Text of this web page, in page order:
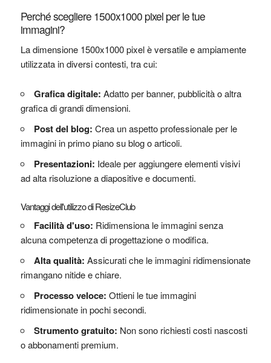
Perché scegliere 1500x1000 pixel per le tue
immagini?
La dimensione 1500x1000 pixel è versatile e ampiamente
utilizzata in diversi contesti, tra cui:
Grafica digitale: Adatto per banner, pubblicità o altra
grafica di grandi dimensioni.
Post del blog: Crea un aspetto professionale per le
immagini in primo piano su blog o articoli.
Presentazioni: Ideale per aggiungere elementi visivi
ad alta risoluzione a diapositive e documenti.
Vantaggi dell'utilizzo di ResizeClub
Facilità d'uso: Ridimensiona le immagini senza
alcuna competenza di progettazione o modifica.
Alta qualità: Assicurati che le immagini ridimensionate
rimangano nitide e chiare.
Processo veloce: Ottieni le tue immagini
ridimensionate in pochi secondi.
Strumento gratuito: Non sono richiesti costi nascosti
o abbonamenti premium.